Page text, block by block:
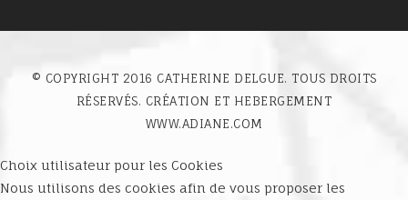
© COPYRIGHT 2016 CATHERINE DELGUE. TOUS DROITS
RÉSERVÉS. CRÉATION ET HEBERGEMENT
WWW.ADIANE.COM
Choix utilisateur pour les Cookies
Nous utilisons des cookies afin de vous proposer les